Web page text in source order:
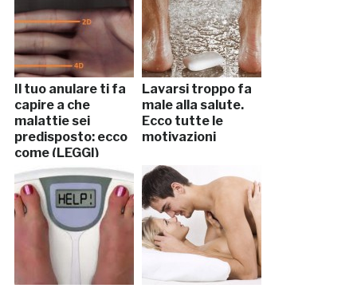
Il tuo anulare ti fa
capire a che
malattie sei
predisposto: ecco
come (LEGGI)
Lavarsi troppo fa
male alla salute.
Ecco tutte le
motivazioni